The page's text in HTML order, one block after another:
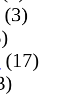
(3)
(17)